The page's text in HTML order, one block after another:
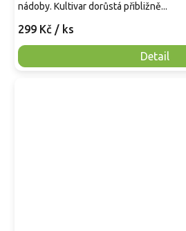
299 Kč / ks
Detail
nádoby. Kultivar dorůstá přibližně...